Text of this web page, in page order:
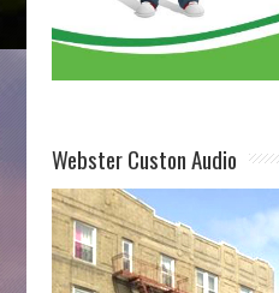
Webster Custon Audio